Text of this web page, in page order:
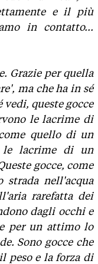
e il più
in contatto...
Grazie per quella
ma che ha in sé
queste gocce
le lacrime di
quello di un
le lacrime di un
gocce, come
strada nell'acqua
rarefatta dei
dagli occhi e
per un attimo lo
Sono gocce che
peso e la forza di